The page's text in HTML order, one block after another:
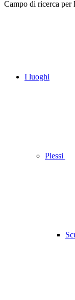
Campo di ricerca per
I luoghi
Plessi